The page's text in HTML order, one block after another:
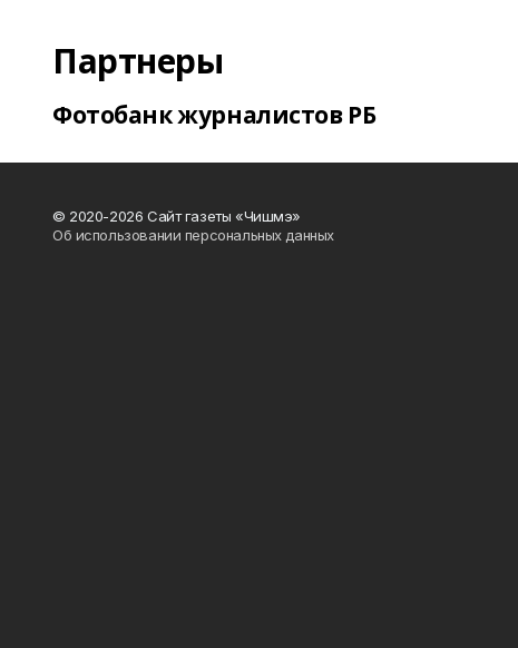
Партнеры
Фотобанк журналистов РБ
© 2020-2026 Сайт газеты «Чишмэ»
Об использовании персональных данных